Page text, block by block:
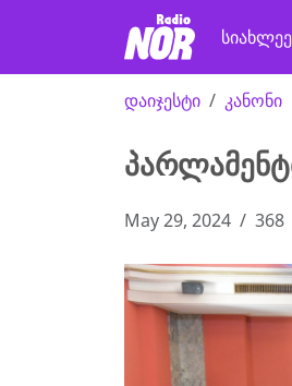
დაიჯესტი კანონი
May 29, 2024 368